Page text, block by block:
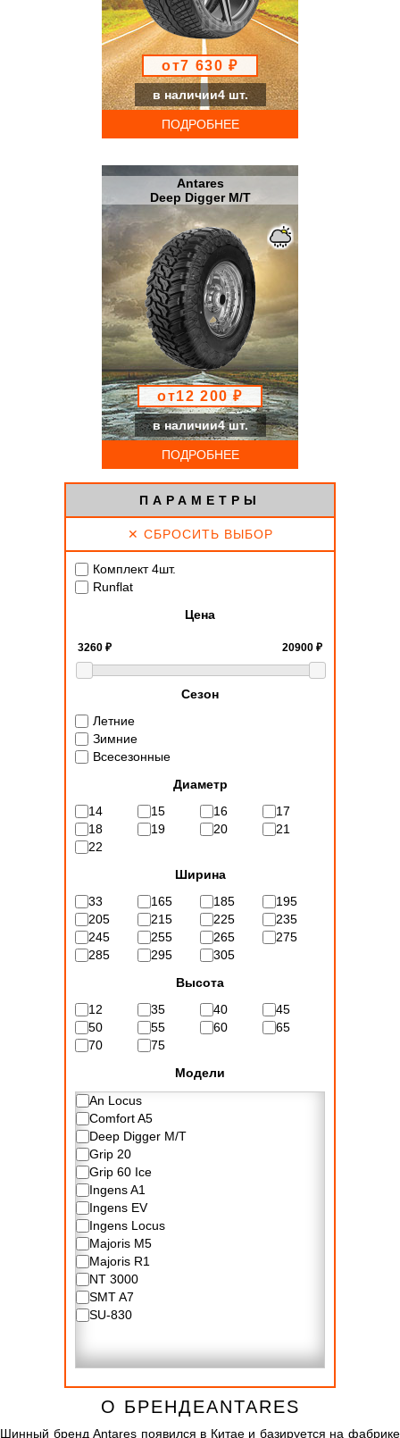
от7 630 ₽
в наличии4 шт.
ПОДРОБНЕЕ
Antares
Deep Digger M/T
от12 200 ₽
в наличии4 шт.
ПОДРОБНЕЕ
ПАРАМЕТРЫ
✕ СБРОСИТЬ ВЫБОР
Комплект 4шт.
Runflat
Цена
Сезон
Летние
Зимние
Всесезонные
Диаметр
14
15 16
17
18
19 20
21
22
Ширина
33
165 185
195
205
215 225
235
245
255 265
275
285
295
305
Высота
12
35 40
45
50
55 60
65
70
75
Модели
An Locus
Comfort A5
Deep Digger M/T
Grip 20
Grip 60 Ice
Ingens A1
Ingens EV
Ingens Locus
Majoris M5
Majoris R1
NT 3000
SMT A7
SU-830
О БРЕНДЕANTARES
Шинный бренд Antares появился в Китае и базируется на фабрике